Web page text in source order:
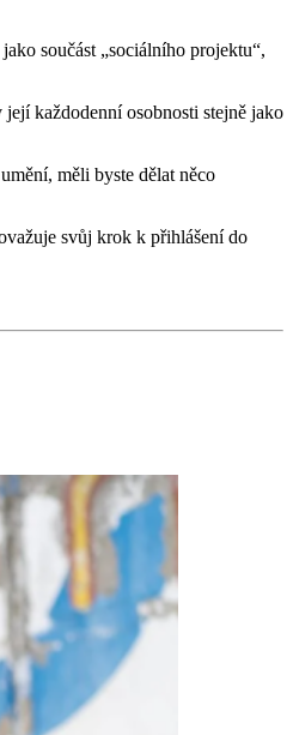
součást „sociálního projektu“,
každodenní osobnosti stejně jako
měli byste dělat něco
svůj krok k přihlášení do